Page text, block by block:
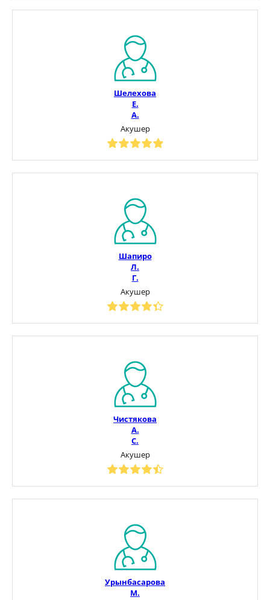
Шелехова
Е.
А.
Акушер
Шапиро
Л.
Г.
Акушер
Чистякова
А.
С.
Акушер
Урынбасарова
М.